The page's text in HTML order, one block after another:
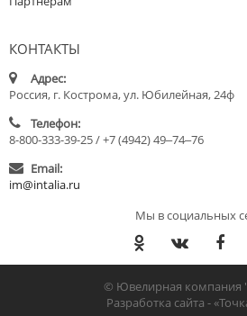
КОНТАКТЫ
Адрес:
Россия, г. Кострома, ул. Юбилейная, 24ф
Телефон:
8-800-333-39-25 / +7 (4942) 49‒74‒76
Email:
im@intalia.ru
Мы в социальных
© Ювелирная компания
Разработка сайта -